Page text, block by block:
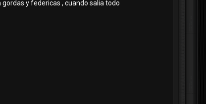
y federicas , cuando salia todo